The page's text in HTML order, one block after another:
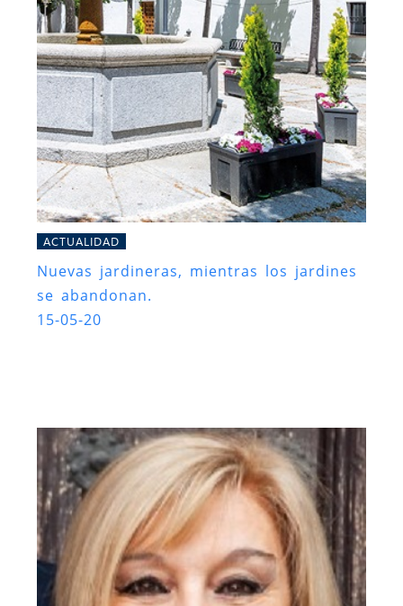
ACTUALIDAD
Nuevas jardineras, mientras los jardines
se abandonan.
15-05-20